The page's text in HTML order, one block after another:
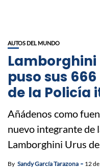
AUTOS DEL MUNDO
puso sus
de la Policía
Añádenos como
nuevo integrante de
Lamborghini Urus de...
By Sandy García Tarazona 12